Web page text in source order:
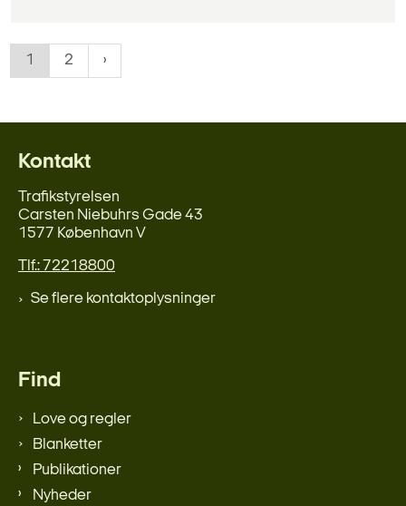
1 2
Kontakt
Trafikstyrelsen
Carsten Niebuhrs Gade 43
1577 København V
Tlf.: 72218800
Se flere kontaktoplysninger
Find
Love og regler
Blanketter
Publikationer
Nyheder